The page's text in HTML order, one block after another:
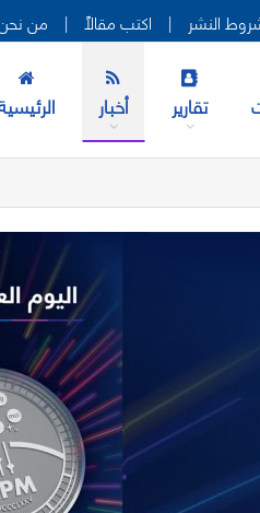
من | اكتب مقالاً | النشر
أخبار تقارير